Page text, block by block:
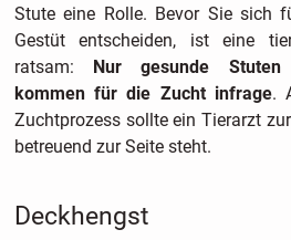
Stute eine Rolle. Bevor Sie sich
Gestüt entscheiden, ist eine
ratsam:
Nur gesunde Stuten
kommen für die Zucht infrage.
Zuchtprozess sollte ein Tierarzt
betreuend zur Seite steht.
Deckhengst